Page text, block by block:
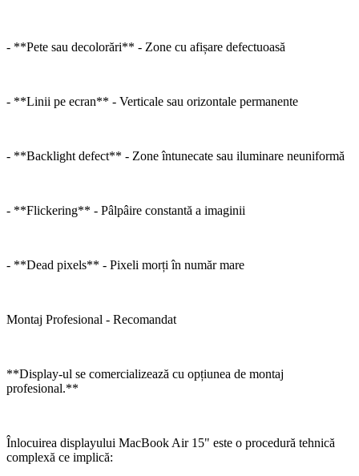
- **Pete sau decolorări** - Zone cu afișare defectuoasă
- **Linii pe ecran** - Verticale sau orizontale permanente
- **Backlight defect** - Zone întunecate sau iluminare neuniformă
- **Flickering** - Pâlpâire constantă a imaginii
- **Dead pixels** - Pixeli morți în număr mare
Montaj Profesional - Recomandat
**Display-ul se comercializează cu opțiunea de montaj
profesional.**
Înlocuirea displayului MacBook Air 15" este o procedură tehnică
complexă ce implică: